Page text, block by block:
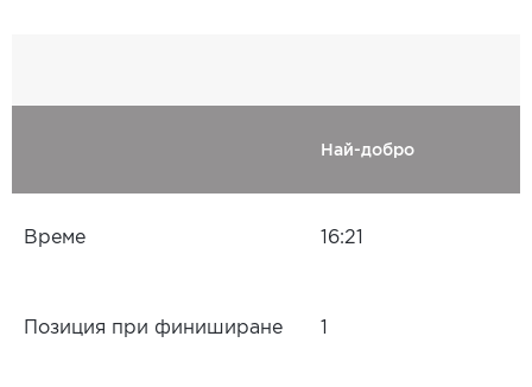
Най-добро
Време 16:21
Позиция при финиширане